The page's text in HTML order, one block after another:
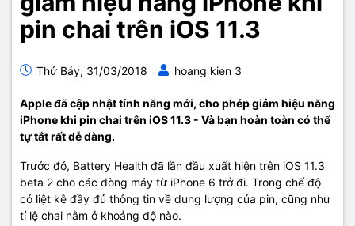
pin chai trên iOS 11.3
Thứ Bảy, 31/03/2018 hoang kien 3
Apple đã cập nhật tính năng mới, cho phép giảm hiệu năng
iPhone khi pin chai trên iOS 11.3 - Và bạn hoàn toàn có thể
tự tắt rất dễ dàng.
Trước đó, Battery Health đã lần đầu xuất hiện trên iOS 11.3
beta 2 cho các dòng máy từ iPhone 6 trở đi. Trong chế độ
có liệt kê đầy đủ thông tin về dung lượng của pin, cũng như
tỉ lệ chai nằm ở khoảng độ nào.